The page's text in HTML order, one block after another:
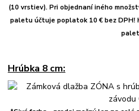
(10 vrstiev). Pri objednaní iného
paletu účtuje poplatok 10 € bez DPH!
Hrúbka 8 cm: